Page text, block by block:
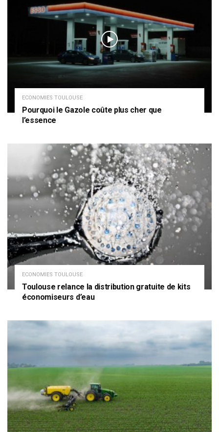
ECONOMIES TOULOUSE
Pourquoi le Gazole coûte plus cher que
l’essence
ECONOMIES TOULOUSE
Toulouse relance la distribution gratuite de kits
économiseurs d’eau